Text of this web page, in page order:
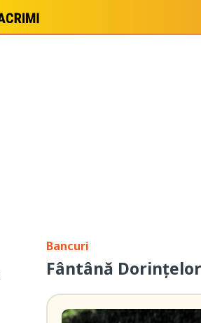
Bancuri
Fântână Dorințelor